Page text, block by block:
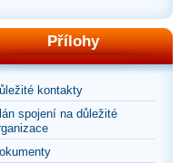
Přílohy
kontakty
spojení na důležité